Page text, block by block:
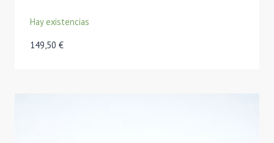
Hay existencias
149,50 €